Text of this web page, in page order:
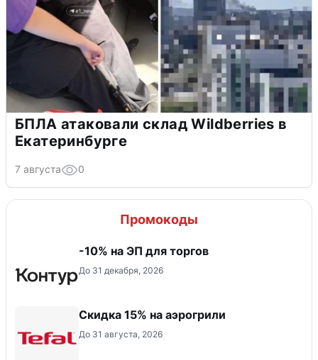
БПЛА атаковали склад Wildberries в
Екатеринбурге
7 августа 0
Промокоды
-10% на ЭП для торгов
До 31 декабря, 2026
Скидка 15% на аэрогрили
До 31 августа, 2026